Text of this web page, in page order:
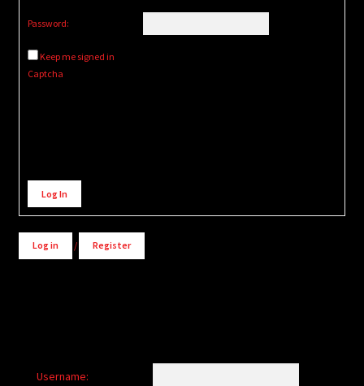
Password:
Keep me signed in
Captcha
Alternative:
Log In
Log in / Register
Username: